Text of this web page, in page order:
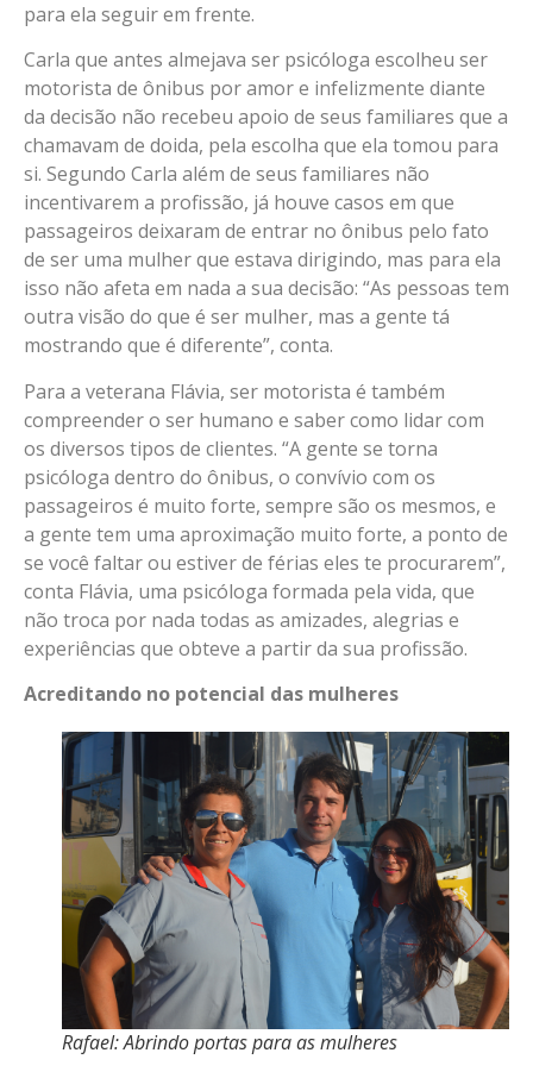
para ela seguir em frente.
Carla que antes almejava ser psicóloga escolheu ser
motorista de ônibus por amor e infelizmente diante
da decisão não recebeu apoio de seus familiares que a
chamavam de doida, pela escolha que ela tomou para
si. Segundo Carla além de seus familiares não
incentivarem a profissão, já houve casos em que
passageiros deixaram de entrar no ônibus pelo fato
de ser uma mulher que estava dirigindo, mas para ela
isso não afeta em nada a sua decisão: “As pessoas tem
outra visão do que é ser mulher, mas a gente tá
mostrando que é diferente”, conta.
Para a veterana Flávia, ser motorista é também
compreender o ser humano e saber como lidar com
os diversos tipos de clientes. “A gente se torna
psicóloga dentro do ônibus, o convívio com os
passageiros é muito forte, sempre são os mesmos, e
a gente tem uma aproximação muito forte, a ponto de
se você faltar ou estiver de férias eles te procurarem”,
conta Flávia, uma psicóloga formada pela vida, que
não troca por nada todas as amizades, alegrias e
experiências que obteve a partir da sua profissão.
Acreditando no potencial das mulheres
Rafael: Abrindo portas para as mulheres